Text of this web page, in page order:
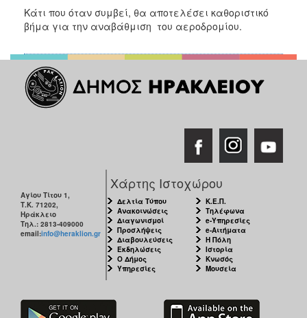
Κάτι που όταν συμβεί, θα αποτελέσει καθοριστικό
βήμα για την αναβάθμιση του αεροδρομίου.
Αγίου Τίτου 1,
Τ.Κ. 71202,
Ηράκλειο
Τηλ.: 2813-409000
email:info@heraklion.gr
Χάρτης Ιστοχώρου
Δελτία Τύπου
Ανακοινώσεις
Διαγωνισμοί
Προσλήψεις
Διαβουλεύσεις
Εκδηλώσεις
Ο Δήμος
Υπηρεσίες
Κ.Ε.Π.
Τηλέφωνα
e-Υπηρεσίες
e-Αιτήματα
Η Πόλη
Ιστορία
Κνωσός
Μουσεία